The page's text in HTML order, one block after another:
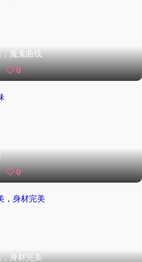
魔鬼曲线
0
0
身材完美